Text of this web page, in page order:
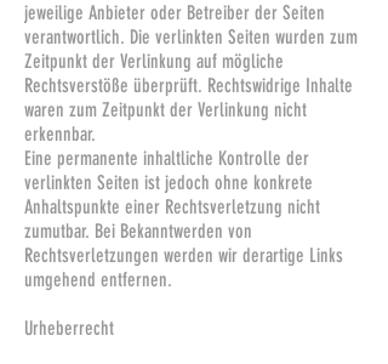
jeweilige Anbieter oder Betreiber der Seiten
verantwortlich. Die verlinkten Seiten wurden zum
Zeitpunkt der Verlinkung auf mögliche
Rechtsverstöße überprüft. Rechtswidrige Inhalte
waren zum Zeitpunkt der Verlinkung nicht
erkennbar.
Eine permanente inhaltliche Kontrolle der
verlinkten Seiten ist jedoch ohne konkrete
Anhaltspunkte einer Rechtsverletzung nicht
zumutbar. Bei Bekanntwerden von
Rechtsverletzungen werden wir derartige Links
umgehend entfernen.
Urheberrecht